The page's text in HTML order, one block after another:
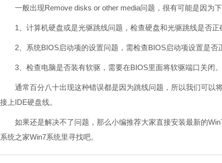
一般出现Remove disks or other media问题，很有可能是因为
1、计算机硬盘或是光驱跳线问题，检查硬盘和光驱跳线是否正
2、系统BIOS启动项的设置问题，需检查BIOS启动项设置是否
3、检查电脑是否装有软驱，需要在BIOS里面将软驱端口关闭。
通常百分八十出现这种错误都是因为跳线问题，所以我们可以
接上IDE硬盘线。
如果还是解决不了问题，那么小编推荐大家直接安装最新的
系统之家Win7系统里寻找吧。